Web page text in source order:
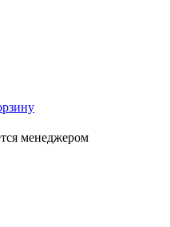
менеджером